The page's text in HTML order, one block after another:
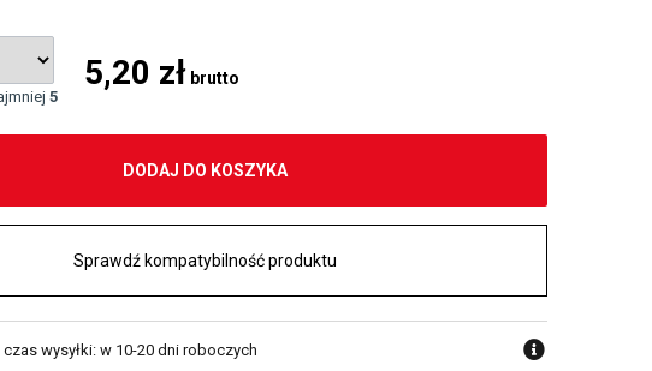
5
5,20 zł brutto
DODAJ DO KOSZYKA
Sprawdź kompatybilność produktu
czas wysyłki: w 10-20 dni roboczych